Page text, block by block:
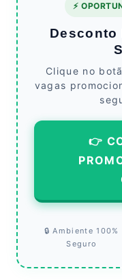
⚡
Clique no
vagas
👉
🔒 Ambiente 100%
Seguro